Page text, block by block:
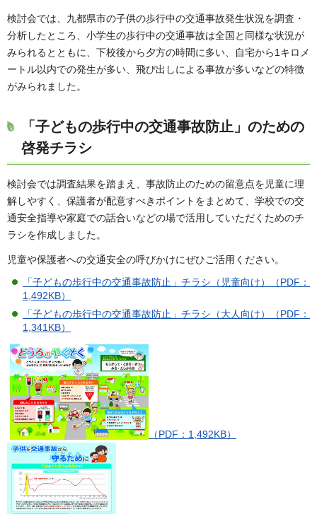
検討会では、九都県市の子供の歩行中の交通事故発生状況を調査・
分析したところ、小学生の歩行中の交通事故は全国と同様な状況が
みられるとともに、下校後から夕方の時間に多い、自宅から1キロメ
ートル以内での発生が多い、飛び出しによる事故が多いなどの特徴
がみられました。
「子どもの歩行中の交通事故防止」のための
啓発チラシ
検討会では調査結果を踏まえ、事故防止のための留意点を児童に理
解しやすく、保護者が配意すべきポイントをまとめて、学校での交
通安全指導や家庭での話合いなどの場で活用していただくためのチ
ラシを作成しました。
児童や保護者への交通安全の呼びかけにぜひご活用ください。
「子どもの歩行中の交通事故防止」チラシ（児童向け）（PDF：
1,492KB）
「子どもの歩行中の交通事故防止」チラシ（大人向け）（PDF：
1,341KB）
（PDF：1,492KB）